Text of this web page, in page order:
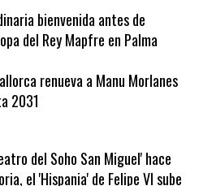
bienvenida antes de
del Rey Mapfre en Palma
renueva a Manu Morlanes
2031
del Soho San Miguel' hace
el 'Hispania' de Felipe VI sube